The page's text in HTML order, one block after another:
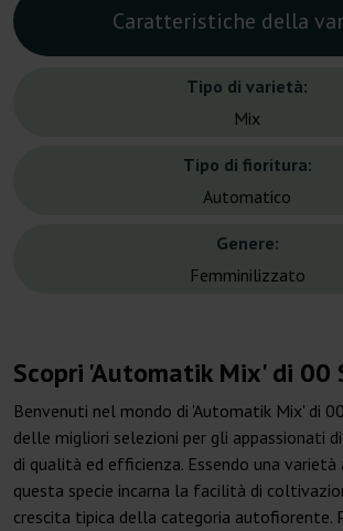
Caratteristiche della
Tipo di varietà:
Mix
Tipo di fioritura:
Automatico
Genere:
Femminilizzato
Scopri 'Automatik Mix' di 00
Benvenuti nel mondo di 'Automatik Mix' di
delle migliori selezioni per gli appassionati di
di qualità ed efficienza. Essendo una
questa specie incarna la facilità di
crescita tipica della categoria autofiorente.